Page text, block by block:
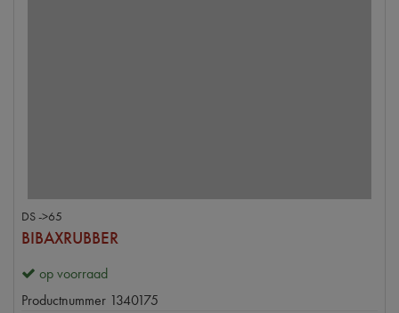
DS ->65
BIBAXRUBBER
op voorraad
Productnummer 1340175